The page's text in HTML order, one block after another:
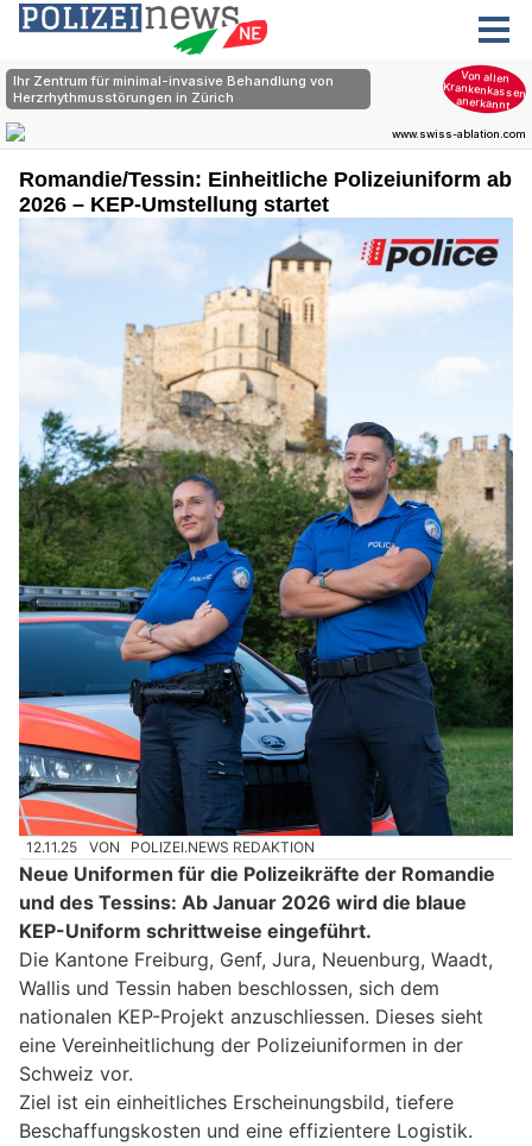
Romandie/Tessin: Einheitliche Polizeiuniform ab
2026 – KEP-Umstellung startet
12.11.25 VON POLIZEI.NEWS REDAKTION
Neue Uniformen für die Polizeikräfte der Romandie
und des Tessins: Ab Januar 2026 wird die blaue
KEP-Uniform schrittweise eingeführt.
Die Kantone Freiburg, Genf, Jura, Neuenburg, Waadt,
Wallis und Tessin haben beschlossen, sich dem
nationalen KEP-Projekt anzuschliessen. Dieses sieht
eine Vereinheitlichung der Polizeiuniformen in der
Schweiz vor.
Ziel ist ein einheitliches Erscheinungsbild, tiefere
Beschaffungskosten und eine effizientere Logistik.